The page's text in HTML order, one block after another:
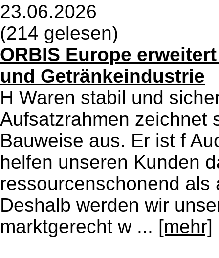
23.06.2026
(214 gelesen)
ORBIS Europe
und Getränkeindustrie
H Waren stabil und
Aufsatzrahmen zeichnet
Bauweise aus. Er ist f
helfen unseren Kunden
ressourcenschonend
Deshalb werden wir
marktgerecht w ... [mehr]